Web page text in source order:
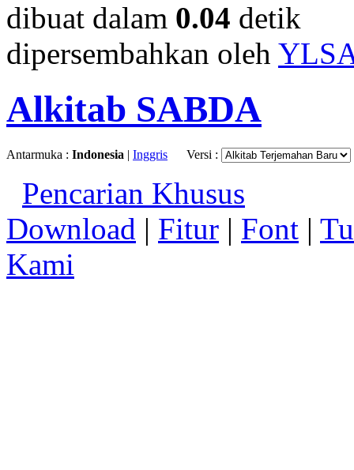
dibuat dalam 0.04 detik
dipersembahkan oleh
Alkitab SABDA
Antarmuka : Indonesia | Inggris Versi :
Pencarian Khusus
Download | Fitur | Font |
Kami